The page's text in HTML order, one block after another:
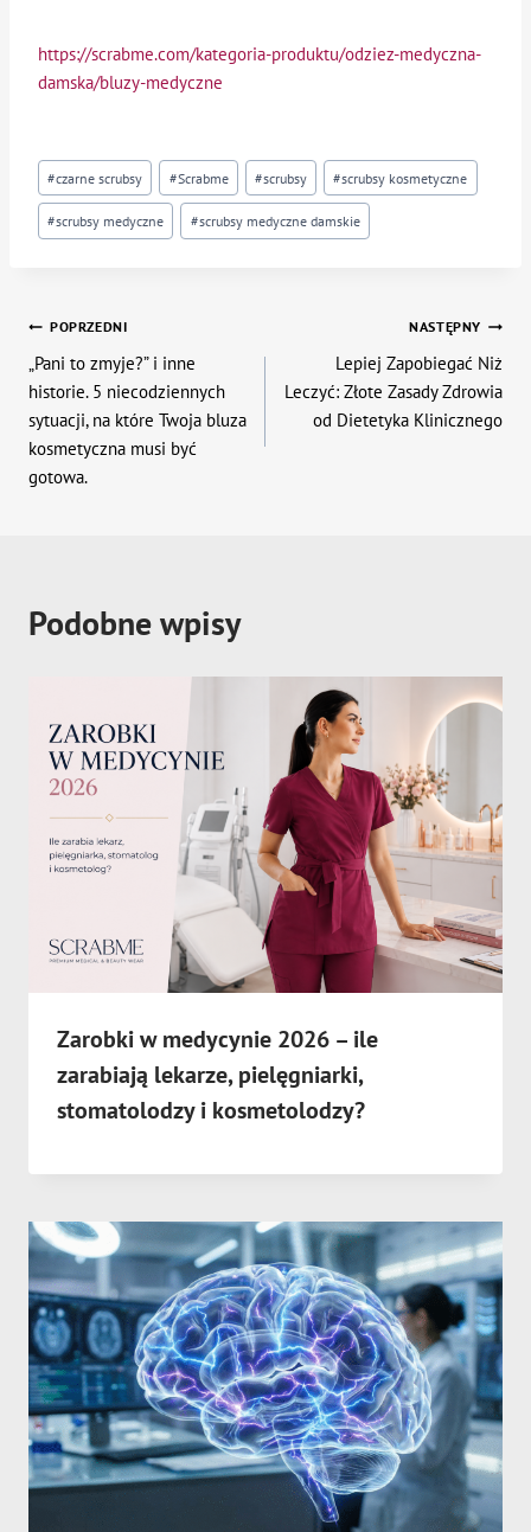
https://scrabme.com/kategoria-produktu/odziez-medyczna-
damska/bluzy-medyczne
Tagi
wpisu:
#czarne scrubsy #Scrabme #scrubsy #scrubsy kosmetyczne
#scrubsy medyczne #scrubsy medyczne damskie
Nawigacja
wpisu
POPRZEDNI
„Pani to zmyje?” i inne
historie. 5 niecodziennych
sytuacji, na które Twoja bluza
kosmetyczna musi być
gotowa.
NASTĘPNY
Lepiej Zapobiegać Niż
Leczyć: Złote Zasady Zdrowia
od Dietetyka Klinicznego
Podobne wpisy
Zarobki w medycynie 2026 – ile
zarabiają lekarze, pielęgniarki,
stomatolodzy i kosmetolodzy?